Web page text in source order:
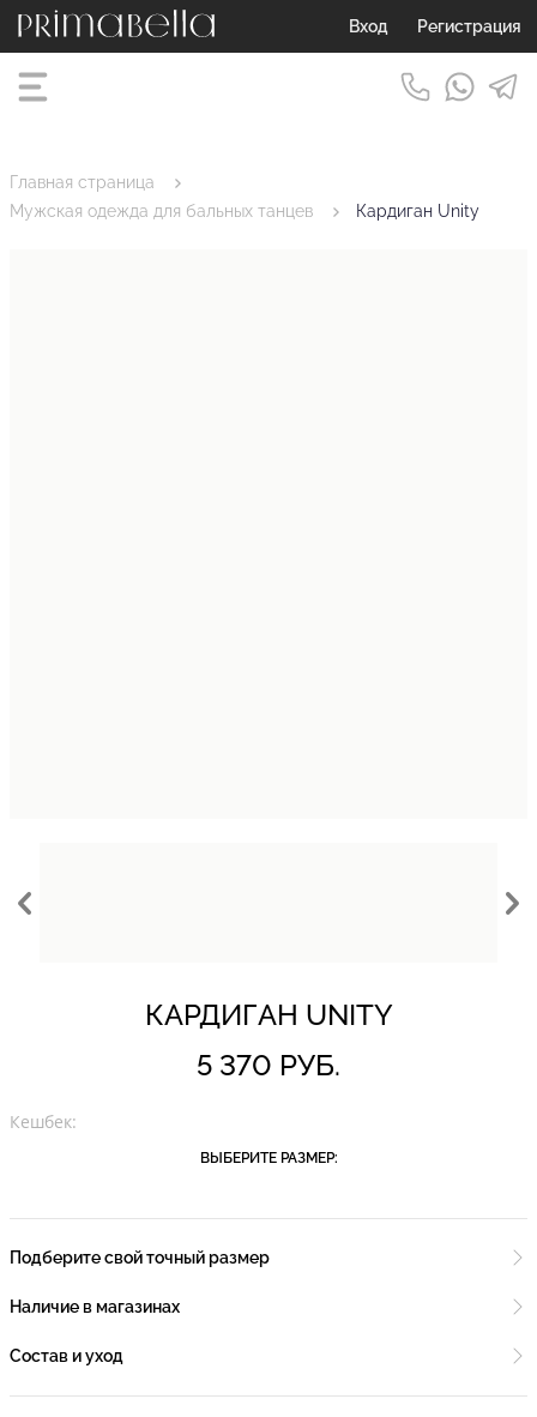
Вход Регистрация
Главная страница
Мужская одежда для бальных танцев
Кардиган Unity
КАРДИГАН UNITY
5 370 РУБ.
Кешбек:
ВЫБЕРИТЕ РАЗМЕР:
Подберите свой точный размер
Наличие в магазинах
Состав и уход